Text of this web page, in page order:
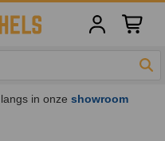
langs in onzeshowroom